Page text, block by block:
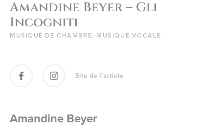
Amandine Beyer – Gli
Incogniti
MUSIQUE DE CHAMBRE, MUSIQUE VOCALE
Site de l’artiste
Amandine Beyer